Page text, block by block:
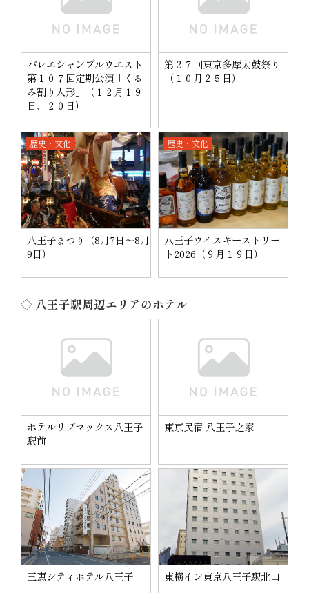
バレエシャンブルウエスト
第１０７回定期公演「くる
み割り人形」（１２月１９
日、２０日）
第２７回東京多摩太鼓祭り
（１０月２５日）
歴史・文化
八王子まつり（8月7日～8月
9日）
歴史・文化
八王子ウイスキーストリー
ト2026（９月１９日）
◇ 八王子駅周辺エリアのホテル
ホテルリブマックス八王子
駅前
東京民宿 八王子之家
三恵シティホテル八王子 東横イン東京八王子駅北口